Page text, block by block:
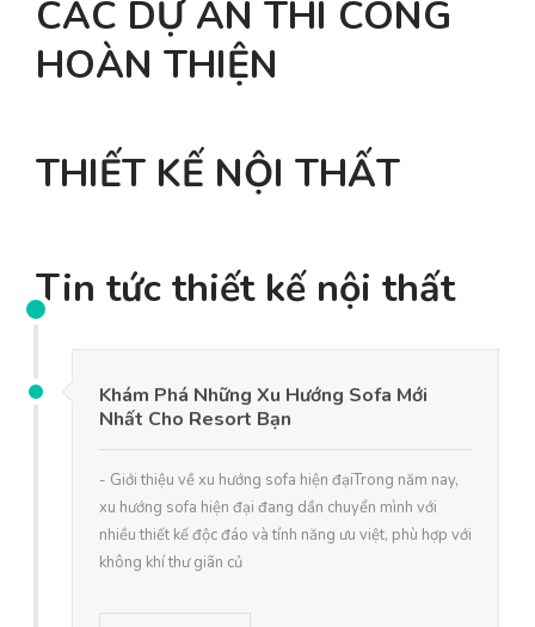
CÁC DỰ ÁN THI CÔNG
HOÀN THIỆN
THIẾT KẾ NỘI THẤT
Tin tức thiết kế nội thất
Khám Phá Những Xu Hướng Sofa Mới
Nhất Cho Resort Bạn
- Giới thiệu về xu hướng sofa hiện đạiTrong năm nay,
xu hướng sofa hiện đại đang dần chuyển mình với
nhiều thiết kế độc đáo và tính năng ưu việt, phù hợp với
không khí thư giãn củ